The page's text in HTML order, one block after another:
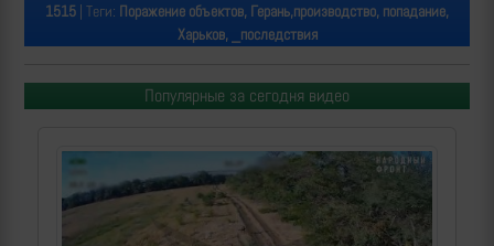
1515 | Теги: Поражение объектов, Герань,производство, попадание,
Харьков, _последствия
Популярные за сегодня видео